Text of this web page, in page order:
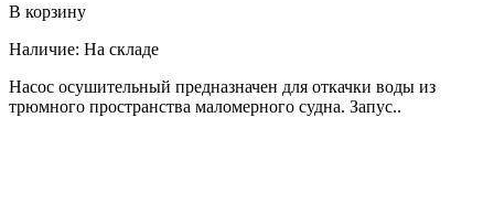
В корзину
Наличие: На складе
Насос осушительный предназначен для откачки воды из
трюмного пространства маломерного судна. Запус..